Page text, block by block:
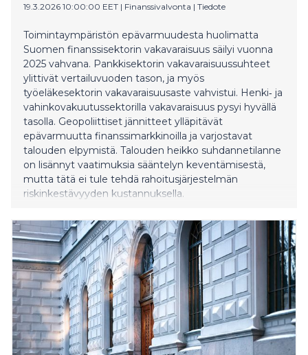
19.3.2026 10:00:00 EET | Finanssivalvonta | Tiedote
Toimintaympäristön epävarmuudesta huolimatta
Suomen finanssisektorin vakavaraisuus säilyi vuonna
2025 vahvana. Pankkisektorin vakavaraisuussuhteet
ylittivät vertailuvuoden tason, ja myös
työeläkesektorin vakavaraisuusaste vahvistui. Henki‑ ja
vahinkovakuutussektorilla vakavaraisuus pysyi hyvällä
tasolla. Geopoliittiset jännitteet ylläpitävät
epävarmuutta finanssimarkkinoilla ja varjostavat
talouden elpymistä. Talouden heikko suhdannetilanne
on lisännyt vaatimuksia sääntelyn keventämisestä,
mutta tätä ei tule tehdä rahoitusjärjestelmän
riskinkestävyyden kustannuksella.